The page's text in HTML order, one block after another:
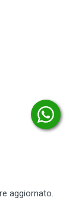
aggiornato.